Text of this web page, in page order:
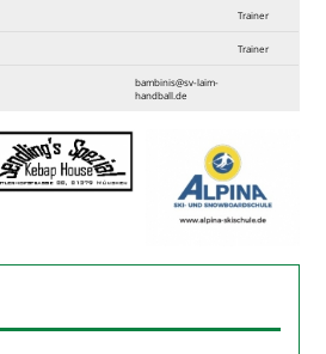
Trainer
Trainer
bambinis@sv-laim-
handball.de